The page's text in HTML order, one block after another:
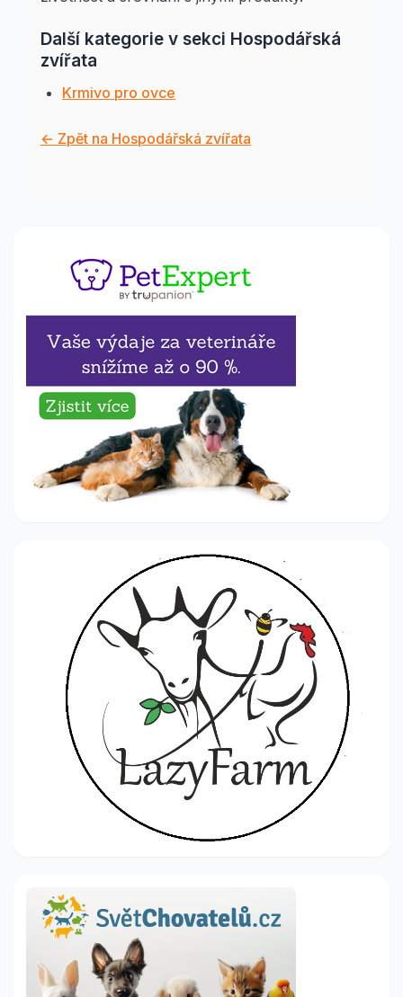
Další kategorie v sekci Hospodářská
zvířata
Krmivo pro ovce
← Zpět na Hospodářská zvířata